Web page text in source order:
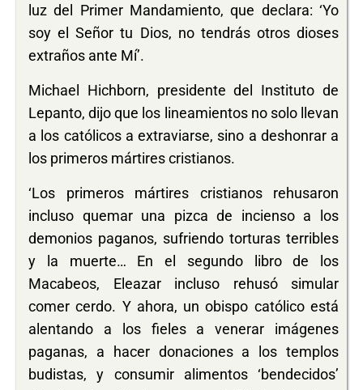
luz del Primer Mandamiento, que declara: ‘Yo
soy el Señor tu Dios, no tendrás otros dioses
extraños ante Mí’.
Michael Hichborn, presidente del Instituto de
Lepanto, dijo que los lineamientos no solo llevan
a los católicos a extraviarse, sino a deshonrar a
los primeros mártires cristianos.
‘Los primeros mártires cristianos rehusaron
incluso quemar una pizca de incienso a los
demonios paganos, sufriendo torturas terribles
y la muerte… En el segundo libro de los
Macabeos, Eleazar incluso rehusó simular
comer cerdo. Y ahora, un obispo católico está
alentando a los fieles a venerar imágenes
paganas, a hacer donaciones a los templos
budistas, y consumir alimentos ‘bendecidos’